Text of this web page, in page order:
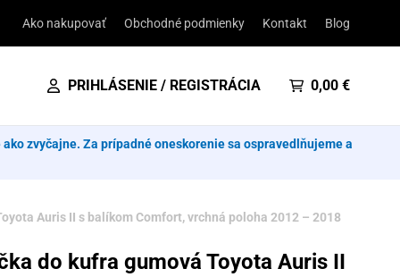
Ako nakupovať Obchodné podmienky Kontakt Blog
PRIHLÁSENIE / REGISTRÁCIA 0,00 €
zvyčajne. Za prípadné oneskorenie sa ospravedlňujeme a
Auris II s balíkom Comfort, vrchná poloha 2012 – 2018
do kufra gumová Toyota Auris II